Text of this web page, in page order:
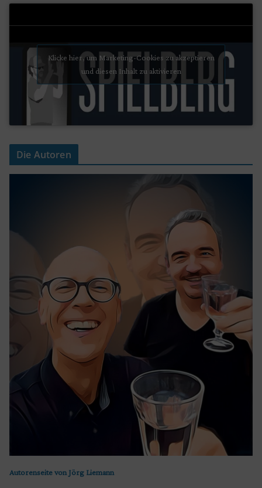
Klicke hier, um Marketing-Cookies zu akzeptieren
und diesen Inhalt zu aktivieren
Die Autoren
Autorenseite von Jörg Liemann